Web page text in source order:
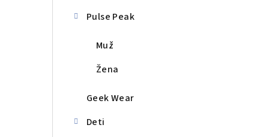
Pulse Peak
Muž
Žena
Geek Wear
Deti